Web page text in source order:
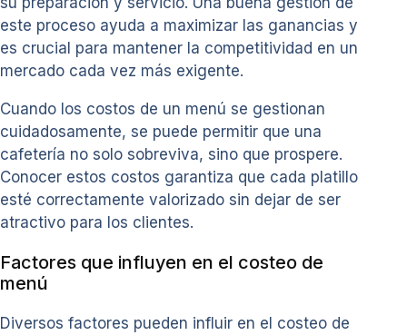
este proceso ayuda a maximizar las ganancias y
es crucial para mantener la competitividad en un
mercado cada vez más exigente.
Cuando los costos de un menú se gestionan
cuidadosamente, se puede permitir que una
cafetería no solo sobreviva, sino que prospere.
Conocer estos costos garantiza que cada platillo
esté correctamente valorizado sin dejar de ser
atractivo para los clientes.
Factores que influyen en el costeo de
menú
Diversos factores pueden influir en el costeo de